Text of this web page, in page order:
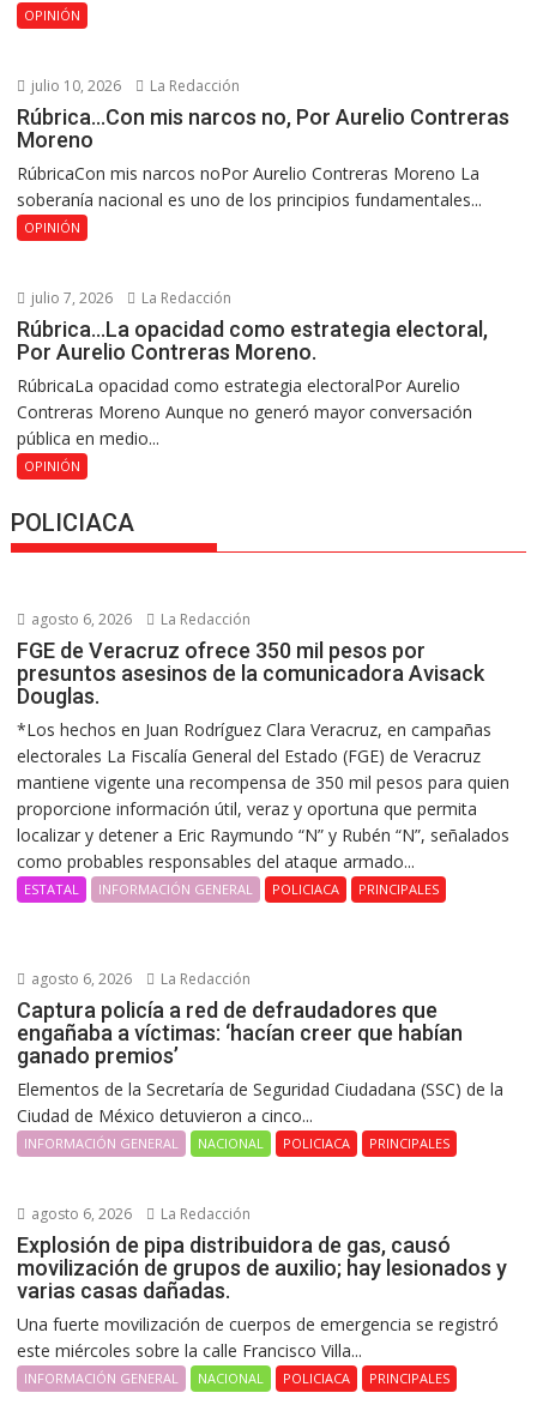
OPINIÓN
julio 10, 2026 La Redacción
Rúbrica…Con mis narcos no, Por Aurelio Contreras
Moreno
RúbricaCon mis narcos noPor Aurelio Contreras Moreno La
soberanía nacional es uno de los principios fundamentales...
OPINIÓN
julio 7, 2026 La Redacción
Rúbrica…La opacidad como estrategia electoral,
Por Aurelio Contreras Moreno.
RúbricaLa opacidad como estrategia electoralPor Aurelio
Contreras Moreno Aunque no generó mayor conversación
pública en medio...
OPINIÓN
POLICIACA
agosto 6, 2026 La Redacción
FGE de Veracruz ofrece 350 mil pesos por
presuntos asesinos de la comunicadora Avisack
Douglas.
*Los hechos en Juan Rodríguez Clara Veracruz, en campañas
electorales La Fiscalía General del Estado (FGE) de Veracruz
mantiene vigente una recompensa de 350 mil pesos para quien
proporcione información útil, veraz y oportuna que permita
localizar y detener a Eric Raymundo “N” y Rubén “N”, señalados
como probables responsables del ataque armado...
ESTATAL INFORMACIÓN GENERAL POLICIACA PRINCIPALES
agosto 6, 2026 La Redacción
Captura policía a red de defraudadores que
engañaba a víctimas: ‘hacían creer que habían
ganado premios’
Elementos de la Secretaría de Seguridad Ciudadana (SSC) de la
Ciudad de México detuvieron a cinco...
INFORMACIÓN GENERAL NACIONAL POLICIACA PRINCIPALES
agosto 6, 2026 La Redacción
Explosión de pipa distribuidora de gas, causó
movilización de grupos de auxilio; hay lesionados y
varias casas dañadas.
Una fuerte movilización de cuerpos de emergencia se registró
este miércoles sobre la calle Francisco Villa...
INFORMACIÓN GENERAL NACIONAL POLICIACA PRINCIPALES